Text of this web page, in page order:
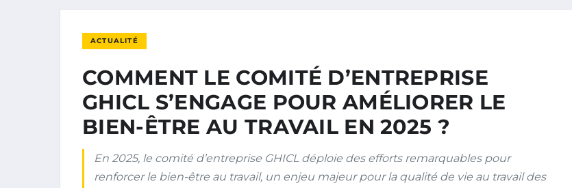
ACTUALITÉ
COMMENT LE COMITÉ D’ENTREPRISE
GHICL S’ENGAGE POUR AMÉLIORER LE
BIEN-ÊTRE AU TRAVAIL EN 2025 ?
En 2025, le comité d’entreprise GHICL déploie des efforts remarquables pour
renforcer le bien-être au travail, un enjeu majeur pour la qualité de vie au travail des